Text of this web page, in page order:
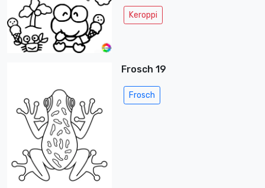
Keroppi
Frosch 19
Frosch